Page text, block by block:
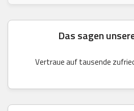
Das sagen
Vertraue auf tausende